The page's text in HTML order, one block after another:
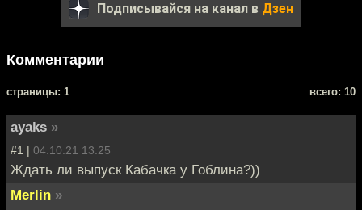
Подписывайся на канал в Дзен
Комментарии
cтраницы: 1 всего: 10
ayaks »
#1 | 04.10.21 13:25
Ждать ли выпуск Кабачка у Гоблина?))
Merlin »